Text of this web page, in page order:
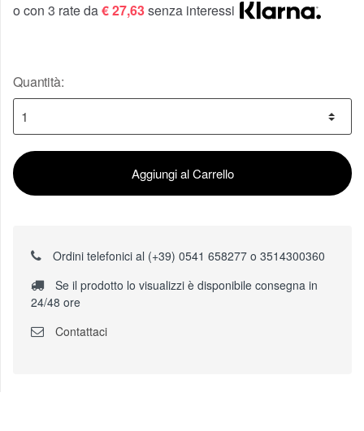
o con 3 rate da€ 27,63senza interessi
Quantità:
Aggiungi al Carrello
Ordini telefonici al (+39) 0541 658277 o 3514300360
Se il prodotto lo visualizzi è disponibile consegna in
24/48 ore
Contattaci